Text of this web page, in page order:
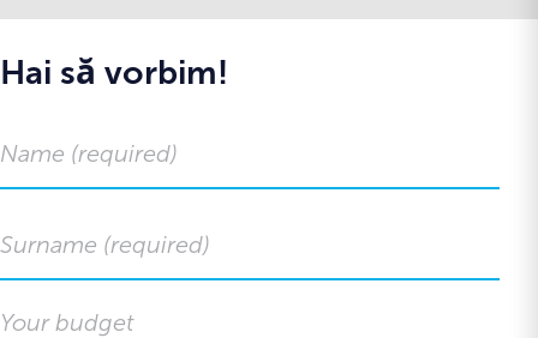
Hai să vorbim!
Your budget